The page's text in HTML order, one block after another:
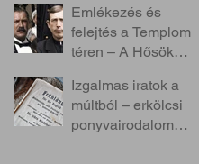
Emlékezés és
felejtés a Templom
téren – A Hősök
Solymáron
Izgalmas iratok a
múltból – erkölcsi
ponyvairodalom